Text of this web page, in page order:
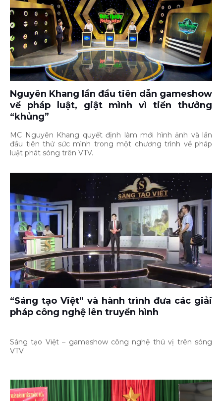
Nguyên Khang lần đầu tiên dẫn gameshow
về pháp luật, giật mình vì tiền thưởng
“khủng”
MC Nguyên Khang quyết định làm mới hình ảnh và lần
đầu tiên thử sức mình trong một chương trình về pháp
luật phát sóng trên VTV.
“Sáng tạo Việt” và hành trình đưa các giải
pháp công nghệ lên truyền hình
Sáng tạo Việt – gameshow công nghệ thú vị trên sóng
VTV